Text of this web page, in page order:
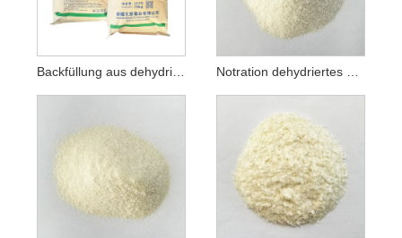
Backfüllung aus dehydriertem Kartoffel-Schneeflockenmehl